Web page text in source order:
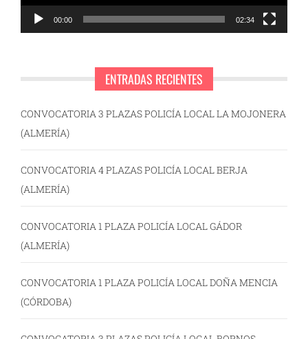
00:00 02:34
ENTRADAS RECIENTES
CONVOCATORIA 3 PLAZAS POLICÍA LOCAL LA MOJONERA
(ALMERÍA)
CONVOCATORIA 4 PLAZAS POLICÍA LOCAL BERJA
(ALMERÍA)
CONVOCATORIA 1 PLAZA POLICÍA LOCAL GÁDOR
(ALMERÍA)
CONVOCATORIA 1 PLAZA POLICÍA LOCAL DOÑA MENCIA
(CÓRDOBA)